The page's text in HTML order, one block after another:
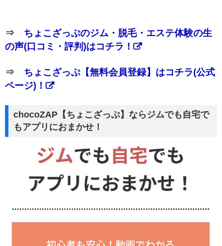
⇒ ちょこざっぷのジム・脱毛・エステ体験の生
の声(口コミ・評判)はコチラ！
⇒ ちょこざっぷ【無料会員登録】はコチラ(公式
ページ)！
chocoZAP【ちょこざっぷ】ならジムでも自宅で
もアプリにおまかせ！